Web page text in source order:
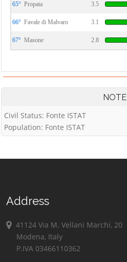
65° Propata 3.5
66° Favale di Malvaro 3.1
67° Masone 2.8
NOTE
Civil Status: Fonte ISTAT
Population: Fonte ISTAT
Address
41124 Via M. Vellani Marchi, 20
Modena, Italy
P.IVA 03466110362